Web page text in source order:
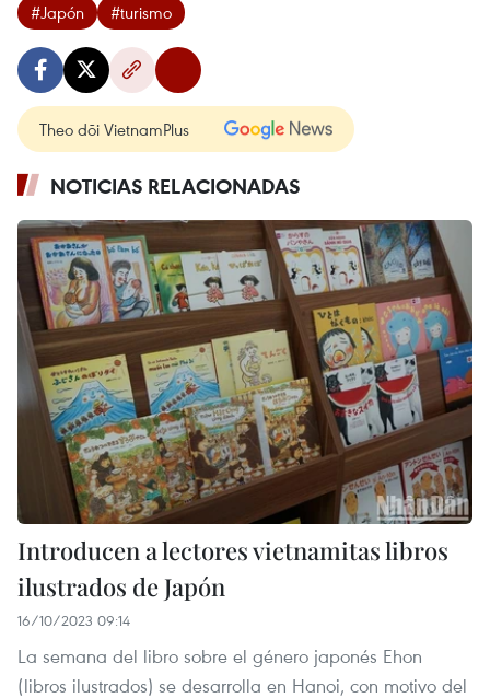
#Japón #turismo
Theo dõi VietnamPlus
NOTICIAS RELACIONADAS
Introducen a lectores vietnamitas libros
ilustrados de Japón
16/10/2023 09:14
La semana del libro sobre el género japonés Ehon
(libros ilustrados) se desarrolla en Hanoi, con motivo del